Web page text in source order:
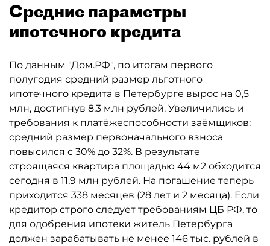
Средние параметры
ипотечного кредита
По данным "Дом.РФ", по итогам первого
полугодия средний размер льготного
ипотечного кредита в Петербурге вырос на 0,5
млн, достигнув 8,3 млн рублей. Увеличились и
требования к платёжеспособности заёмщиков:
средний размер первоначального взноса
повысился с 30% до 32%. В результате
строящаяся квартира площадью 44 м2 обходится
сегодня в 11,9 млн рублей. На погашение теперь
приходится 338 месяцев (28 лет и 2 месяца). Если
кредитор строго следует требованиям ЦБ РФ, то
для одобрения ипотеки житель Петербурга
должен зарабатывать не менее 146 тыс. рублей в